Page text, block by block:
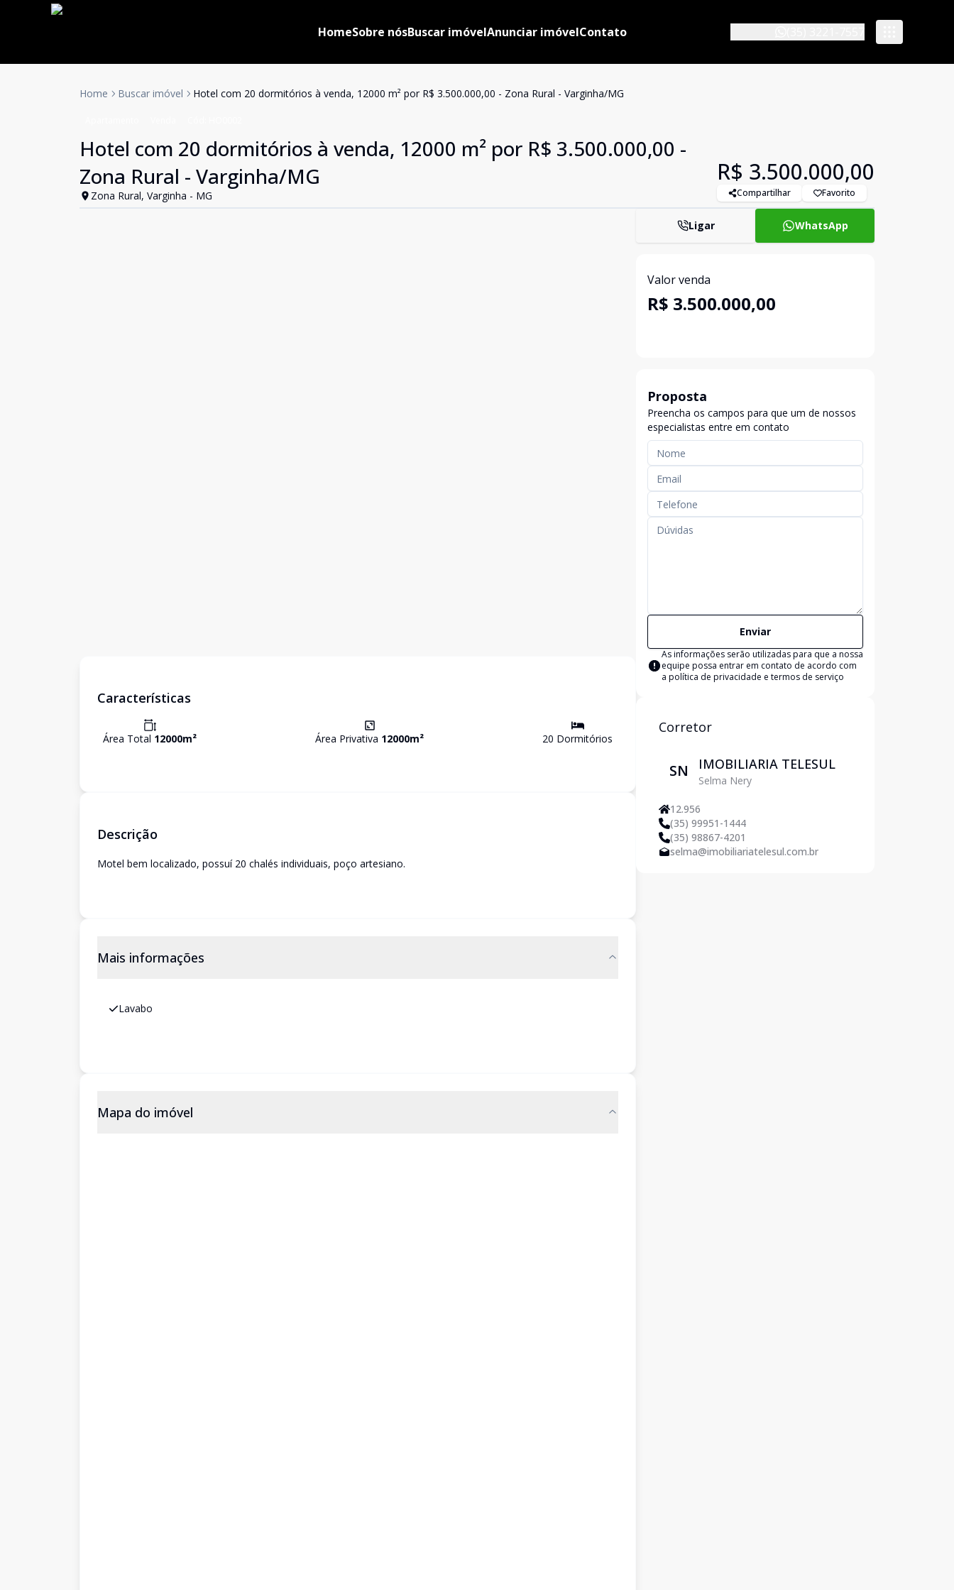
HomeSobre nósBuscar imóvelAnunciar imóvelContato
Home Buscar imóvel Hotel com 20 dormitórios à venda, 12000 m² por R$ 3.500.000,00 - Zona Rural - Varginha/MG
Hotel com 20 dormitórios à venda, 12000 m² por R$ 3.500.000,00 -
Zona Rural - Varginha/MG
Zona Rural, Varginha - MG
R$ 3.500.000,00
Compartilhar Favorito
Características
Área Total 12000m² Área Privativa 12000m² 20 Dormitórios
Descrição
Motel bem localizado, possuí 20 chalés individuais, poço artesiano.
Mais informações
Lavabo
Mapa do imóvel
Ligar WhatsApp
Valor venda
R$ 3.500.000,00
Proposta
Preencha os campos para que um de nossos
especialistas entre em contato
Enviar
As informações serão utilizadas para que a nossa
equipe possa entrar em contato de acordo com
a política de privacidade e termos de serviço
Corretor
SN IMOBILIARIA TELESUL
Selma Nery
12.956
(35) 99951-1444
(35) 98867-4201
selma@imobiliariatelesul.com.br